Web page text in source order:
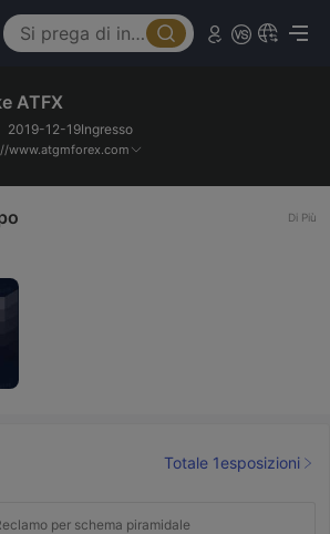
ATFX
2019-12-19Ingresso
www.atgmforex.com
Di Più
Totale 1esposizioni
per schema piramidale